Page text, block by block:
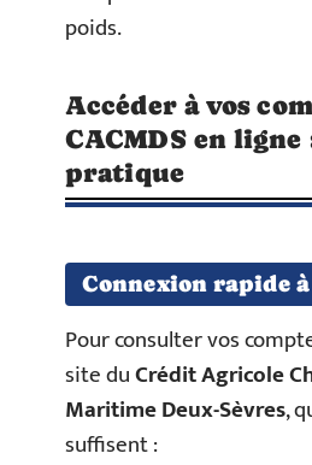
poids.
Accéder à vos
CACMDS en ligne
pratique
Connexion rapide
Pour consulter vos
site duCrédit Agricole
Maritime Deux-Sèvres,
suffisent :